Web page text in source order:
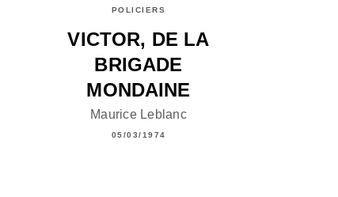
POLICIERS
VICTOR, DE LA
BRIGADE
MONDAINE
Maurice Leblanc
05/03/1974